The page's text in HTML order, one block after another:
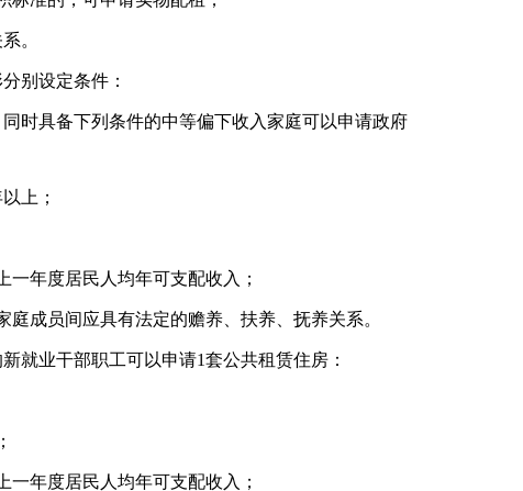
。
别设定条件：
具备下列条件的中等偏下收入家庭可以申请政府
上；
年度居民人均年可支配收入；
员间应具有法定的赡养、扶养、抚养关系。
业干部职工可以申请1套公共租赁住房：
年度居民人均年可支配收入；